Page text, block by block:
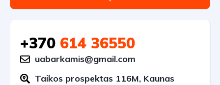
+370 614 36550
uabarkamis@gmail.com
Taikos prospektas 116M, Kaunas